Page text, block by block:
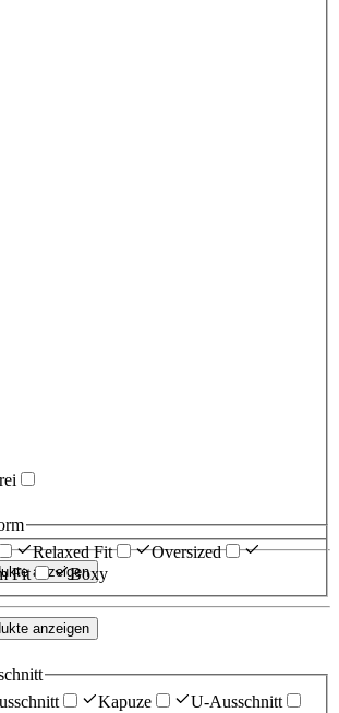
anzeigen
Relaxed Fit
Oversized
Fit Boxy
anzeigen
Kapuze
U-Ausschnitt